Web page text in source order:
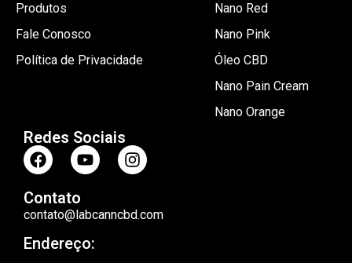
Produtos
Fale Conosco
Política de Privacidade
Nano Red
Nano Pink
Óleo CBD
Nano Pain Cream
Nano Orange
Redes Sociais
Contato
contato@labcanncbd.com
Endereço: